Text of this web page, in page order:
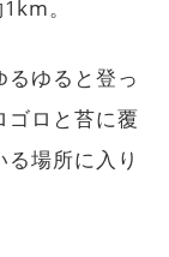
。
ゆると登っ
ゴロと苔に覆
場所に入り